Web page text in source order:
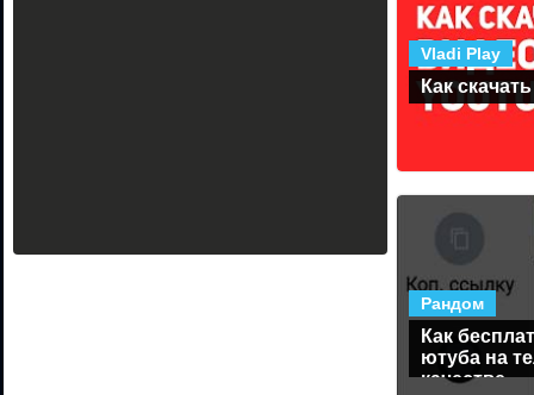
Vladi Play
Как
Рандом
Как
ютуба на
качестве